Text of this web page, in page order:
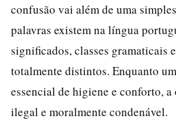
confusão vai além de uma
palavras existem na língua
significados, classes gramaticais
totalmente distintos. Enquanto
essencial de higiene e conforto, a
ilegal e moralmente condenável.